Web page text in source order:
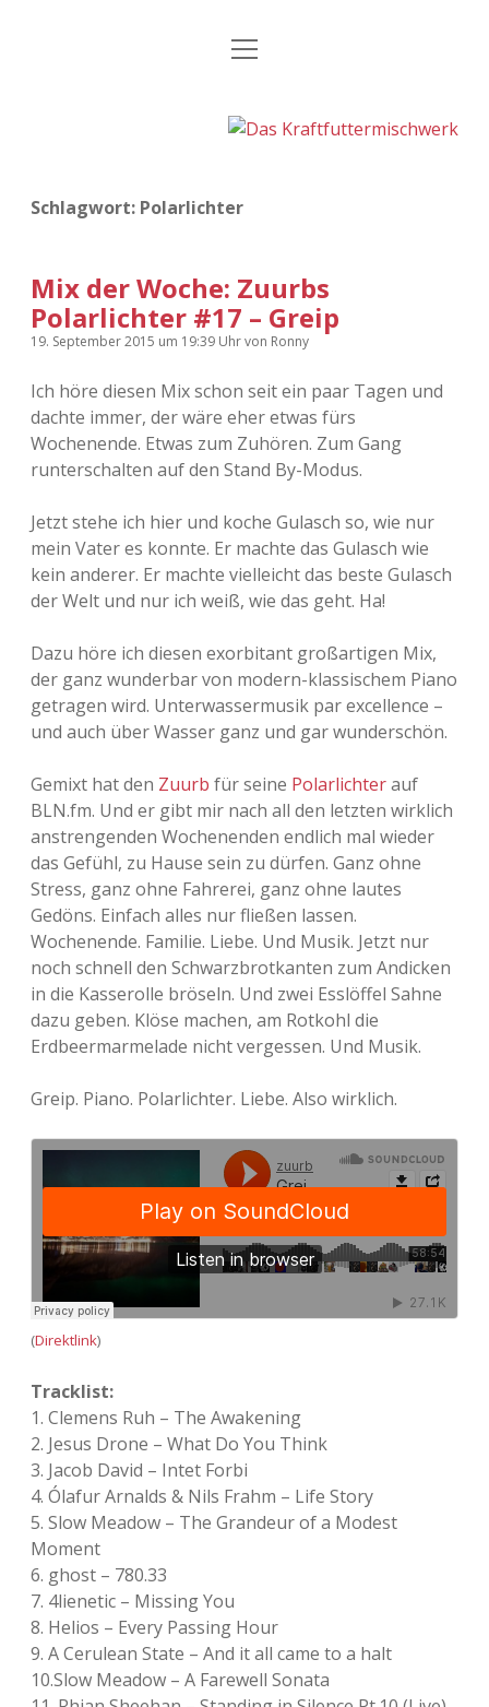
Kategorien
Doku
kfmw.stuff
Nur mal so
Täglicher Sinnwahn
Visuelles
Wandnotizen
Instagrams
Adventskalender Dropdown-
Menü
Adventskalender 2011
Adventskalender 2012
Adventskalender 2013
Adventskalender 2014
Adventskalender 2016
Adventskalender 2017
Adventskalender 2018
Adventskalender 2019
Adventskalender 2020
Adventskalender 2021
Adventskalender 2022
Adventskalender 2023
Adventskalender 2024
facebookinstagramsoundcloud
vimeo Bluesky
Menü
Schlagwort: Polarlichter
Mix der Woche: Zuurbs
Polarlichter #17 – Greip
19. September 2015 um 19:39 Uhrvon Ronny
Ich höre diesen Mix schon seit ein paar Tagen und
dachte immer, der wäre eher etwas fürs
Wochenende. Etwas zum Zuhören. Zum Gang
runterschalten auf den Stand By-Modus.
Jetzt stehe ich hier und koche Gulasch so, wie nur
mein Vater es konnte. Er machte das Gulasch wie
kein anderer. Er machte vielleicht das beste Gulasch
der Welt und nur ich weiß, wie das geht. Ha!
Dazu höre ich diesen exorbitant großartigen Mix,
der ganz wunderbar von modern-klassischem Piano
getragen wird. Unterwassermusik par excellence –
und auch über Wasser ganz und gar wunderschön.
Gemixt hat den Zuurb für seine Polarlichterauf
BLN.fm. Und er gibt mir nach all den letzten wirklich
anstrengenden Wochenenden endlich mal wieder
das Gefühl, zu Hause sein zu dürfen. Ganz ohne
Stress, ganz ohne Fahrerei, ganz ohne lautes
Gedöns. Einfach alles nur fließen lassen.
Wochenende. Familie. Liebe. Und Musik. Jetzt nur
noch schnell den Schwarzbrotkanten zum Andicken
in die Kasserolle bröseln. Und zwei Esslöffel Sahne
dazu geben. Klöse machen, am Rotkohl die
Erdbeermarmelade nicht vergessen. Und Musik.
Greip. Piano. Polarlichter. Liebe. Also wirklich.
(Direktlink)
Tracklist:
1. Clemens Ruh – The Awakening
2. Jesus Drone – What Do You Think
3. Jacob David – Intet Forbi
4. Ólafur Arnalds & Nils Frahm – Life Story
5. Slow Meadow – The Grandeur of a Modest
Moment
6. ghost – 780.33
7. 4lienetic – Missing You
8. Helios – Every Passing Hour
9. A Cerulean State – And it all came to a halt
10.Slow Meadow – A Farewell Sonata